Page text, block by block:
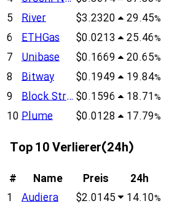
5 River $3.2320 29.45%
6 ETHGas $0.0213 25.46%
7 Unibase $0.1669 20.65%
8 Bitway $0.1949 19.84%
9 Block Street $0.1596 18.71%
10Plume $0.0128 17.79%
Top 10 Verlierer(24h)
# Name Preis
24h
1
Audiera $2.0145 14.10%